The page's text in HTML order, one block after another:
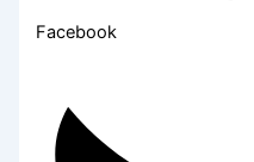
Facebook